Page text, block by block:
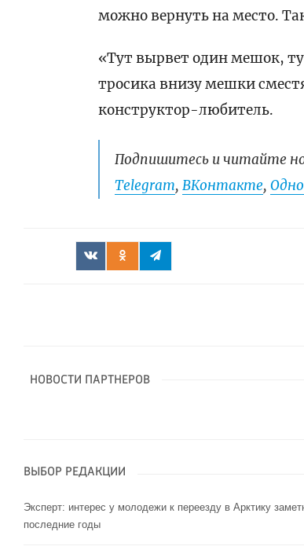
можно вернуть на место.
«Тут вырвет один мешок,
тросика внизу мешки
конструктор-любитель.
Подпишитесь и читайте
Telegram,ВКонтакте,
НОВОСТИ ПАРТНЕРОВ
ВЫБОР РЕДАКЦИИ
Эксперт: интерес у молодежи к переезду в Арктику
последние годы